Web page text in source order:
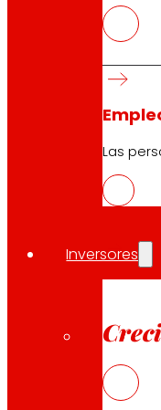
Las
Inversores
Política de
Política de
Buscador
29.04.2026